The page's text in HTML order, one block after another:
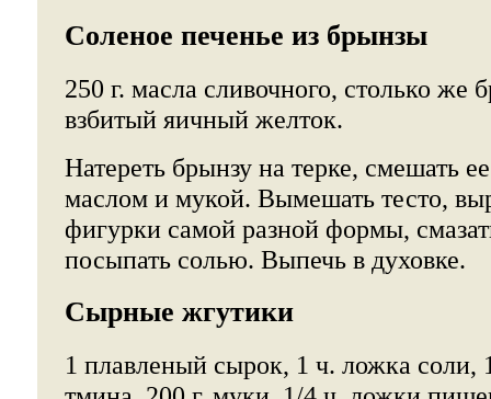
Соленое печенье из брынзы
250 г. масла сливочного, столько же
взбитый яичный желток.
Натереть брынзу на терке, смешать
маслом и мукой. Вымешать тесто,
фигурки самой разной формы,
посыпать солью. Выпечь в духовке.
Сырные жгутики
1 плавленый сырок, 1 ч. ложка соли,